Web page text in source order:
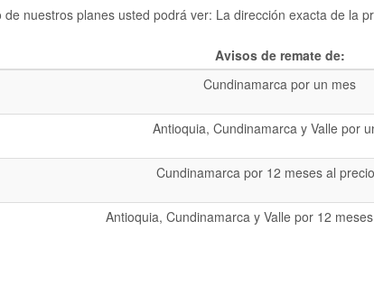
de nuestros planes usted podrá ver: La dirección exacta de la
Avisos de remate de:
Cundinamarca por un mes
Antioquia, Cundinamarca y Valle por
Cundinamarca por 12 meses al
Antioquia, Cundinamarca y Valle por 12